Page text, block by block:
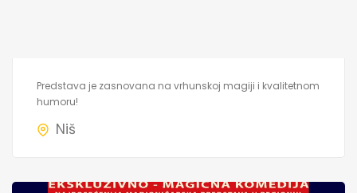
Predstava je zasnovana na vrhunskoj magiji i kvalitetnom
humoru!
Niš